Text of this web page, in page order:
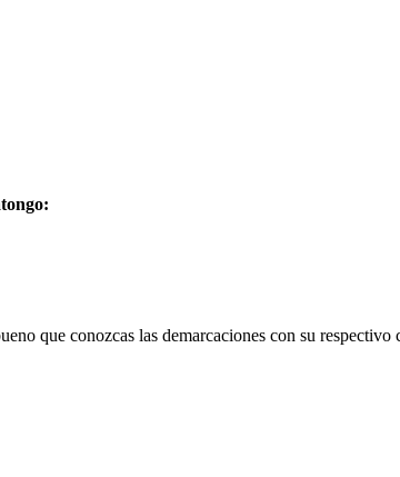
que conozcas las demarcaciones con su respectivo